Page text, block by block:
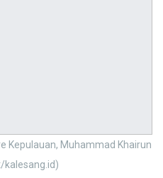
Kepulauan, Muhammad Khairun
kalesang.id)